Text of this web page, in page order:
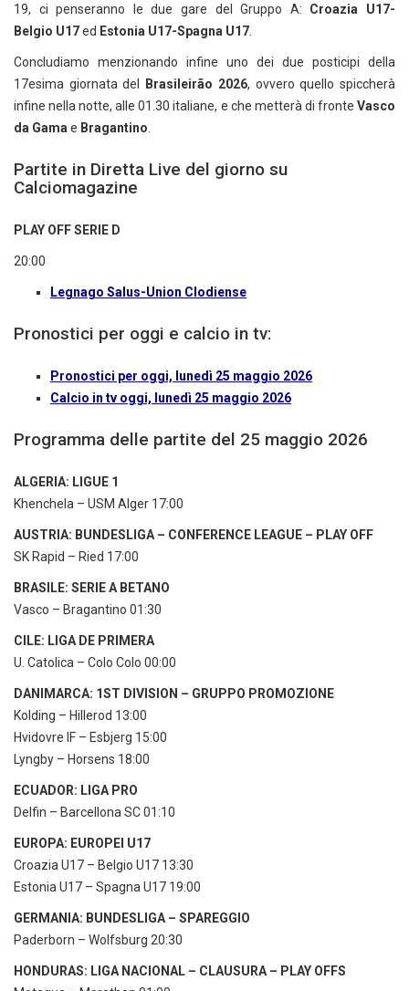
19, ci penseranno le due gare del Gruppo A: Croazia U17-
Belgio U17ed Estonia U17-Spagna U17
Concludiamo menzionando infine uno dei due posticipi della
17esima giornata del
Brasileirão 2026, ovvero quello spiccherà
infine nella notte, alle 01.30 italiane, e che metterà di fronte Vasco
da Gama e Bragantino
Partite in Diretta Live del giorno su
Calciomagazine
PLAY OFF SERIE D
20:00
Legnago Salus-Union Clodiense
Pronostici per oggi e calcio in tv:
Pronostici per oggi, lunedì 25 maggio 2026
Calcio in tv oggi, lunedì 25 maggio 2026
Programma delle partite del 25 maggio 2026
ALGERIA: LIGUE 1
Khenchela – USM Alger 17:00
AUSTRIA: BUNDESLIGA – CONFERENCE LEAGUE – PLAY OFF
SK Rapid – Ried 17:00
BRASILE: SERIE A BETANO
Vasco – Bragantino 01:30
CILE: LIGA DE PRIMERA
U. Catolica – Colo Colo 00:00
DANIMARCA: 1ST DIVISION – GRUPPO PROMOZIONE
Kolding – Hillerod 13:00
Hvidovre IF – Esbjerg 15:00
Lyngby – Horsens 18:00
ECUADOR: LIGA PRO
Delfin – Barcellona SC 01:10
EUROPA: EUROPEI U17
Croazia U17 – Belgio U17 13:30
Estonia U17 – Spagna U17 19:00
GERMANIA: BUNDESLIGA – SPAREGGIO
Paderborn – Wolfsburg 20:30
HONDURAS: LIGA NACIONAL – CLAUSURA – PLAY OFFS